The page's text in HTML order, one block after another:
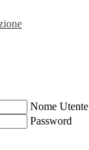
Nome Utente
Password